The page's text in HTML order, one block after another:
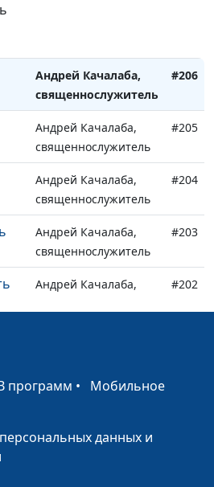
Андрей Качалаба,
священнослужитель
#206
Андрей Качалаба,
священнослужитель
#205
Андрей Качалаба,
священнослужитель
#204
Андрей Качалаба,
священнослужитель
#203
Андрей Качалаба,
#202
Андрей Качалаба,
Андрей Качалаба,
программ • Мобильное
данных и